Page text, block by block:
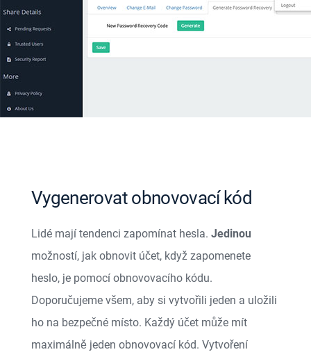
Vygenerovat obnovovací kód
Lidé mají tendenci zapomínat hesla. Jedinou
možností, jak obnovit účet, když zapomenete
heslo, je pomocí obnovovacího kódu.
Doporučujeme všem, aby si vytvořili jeden a uložili
ho na bezpečné místo. Každý účet může mít
maximálně jeden obnovovací kód. Vytvoření